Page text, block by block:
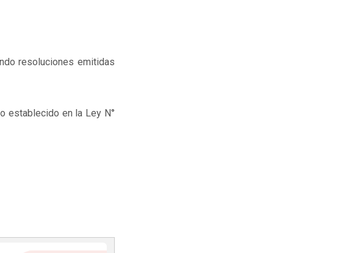
resoluciones emitidas
establecido en la Ley N°